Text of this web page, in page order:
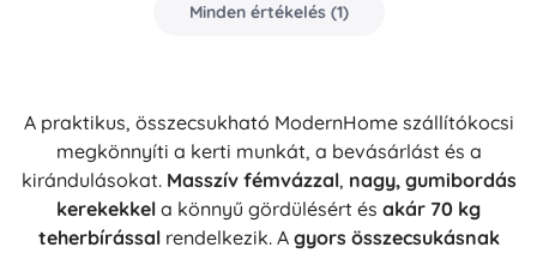
Minden értékelés(1)
A praktikus, összecsukható ModernHome szállítókocsi
megkönnyíti a kerti munkát, a bevásárlást és a
kirándulásokat. Masszív fémvázzal, nagy, gumibordás
kerekekkel a könnyű gördülésért és akár 70 kg
teherbírássalrendelkezik. A gyors összecsukásnak